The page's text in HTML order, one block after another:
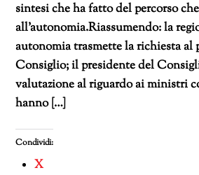
sintesi che ha fatto del percorso
all’autonomia.Riassumendo: la
autonomia trasmette la richiesta al
Consiglio; il presidente del
valutazione al riguardo ai ministri
hanno […]
Condividi:
X